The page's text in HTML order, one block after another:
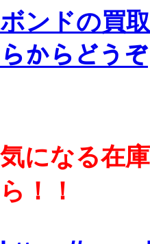
ボンドの買
らからどうぞ
気になる在
ら！！